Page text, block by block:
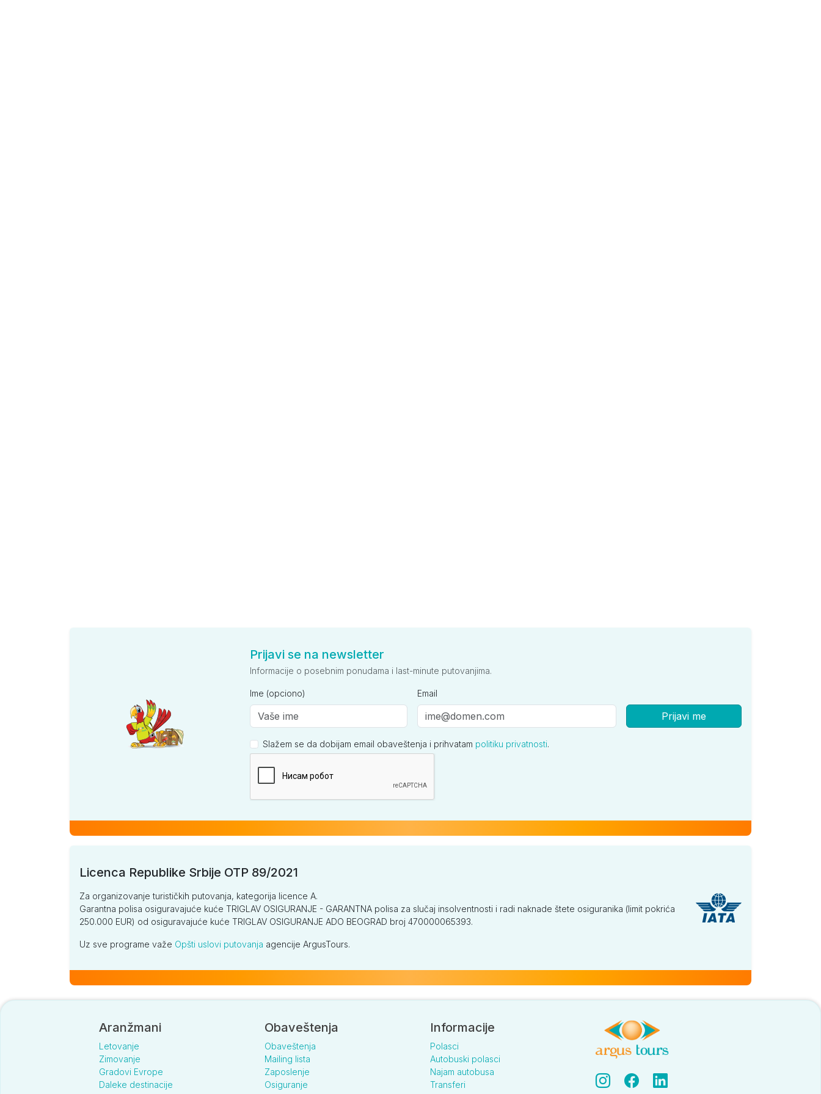
Prijavi se na newsletter
Informacije o posebnim ponudama i last-minute putovanjima.
Ime (opciono) Email
Prijavi me
Slažem se da dobijam email obaveštenja i prihvatam politiku privatnosti.
Licenca Republike Srbije OTP 89/2021
Za organizovanje turističkih putovanja, kategorija licence A.
Garantna polisa osiguravajuće kuće TRIGLAV OSIGURANJE - GARANTNA polisa za slučaj insolventnosti i radi naknade štete osiguranika (limit pokrića
250.000 EUR) od osiguravajuće kuće TRIGLAV OSIGURANJE ADO BEOGRAD broj 470000065393.
Uz sve programe važe Opšti uslovi putovanja agencije ArgusTours.
Aranžmani
Letovanje
Zimovanje
Gradovi Evrope
Daleke destinacije
Obaveštenja
Obaveštenja
Mailing lista
Zaposlenje
Osiguranje
Informacije
Polasci
Autobuski polasci
Najam autobusa
Transferi